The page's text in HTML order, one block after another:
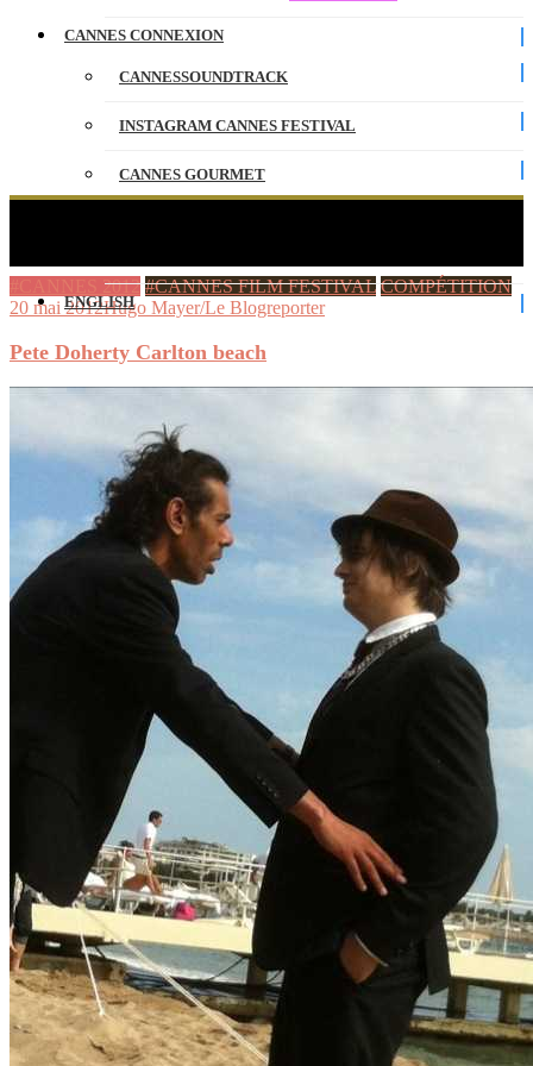
CANNES CONNEXION
CANNESSOUNDTRACK
INSTAGRAM CANNES FESTIVAL
CANNES GOURMET
ENGLISH
#CANNES 2012 #CANNES FILM FESTIVAL COMPÉTITION
20 mai 2012Hugo Mayer/Le Blogreporter
Pete Doherty Carlton beach